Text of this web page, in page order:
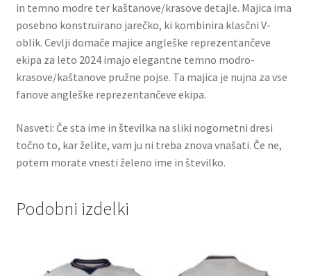
in temno modre ter kaštanove/krasove detajle. Majica ima
posebno konstruirano jarečko, ki kombinira klasčni V-
oblik. Cevlji domače majice angleške reprezentančeve
ekipa za leto 2024 imajo elegantne temno modro-
krasove/kaštanove pružne pojse. Ta majica je nujna za vse
fanove angleške reprezentančeve ekipa.
Nasveti: Če sta ime in številka na sliki nogometni dresi
točno to, kar želite, vam ju ni treba znova vnašati. Če ne,
potem morate vnesti želeno ime in številko.
Podobni izdelki